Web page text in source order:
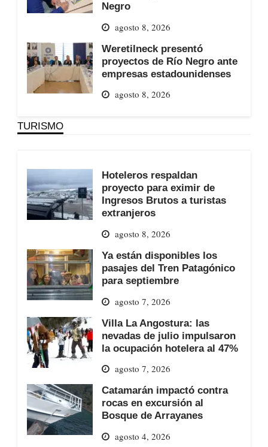
Negro
agosto 8, 2026
Weretilneck presentó
proyectos de Río Negro ante
empresas estadounidenses
agosto 8, 2026
TURISMO
Hoteleros respaldan
proyecto para eximir de
Ingresos Brutos a turistas
extranjeros
agosto 8, 2026
Ya están disponibles los
pasajes del Tren Patagónico
para septiembre
agosto 7, 2026
Villa La Angostura: las
nevadas de julio impulsaron
la ocupación hotelera al 47%
agosto 7, 2026
Catamarán impactó contra
rocas en excursión al
Bosque de Arrayanes
agosto 4, 2026